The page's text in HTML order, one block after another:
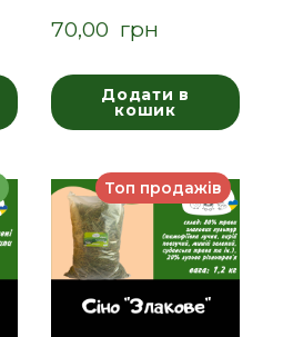
70,00  грн
Додати в
кошик
Топ продажів